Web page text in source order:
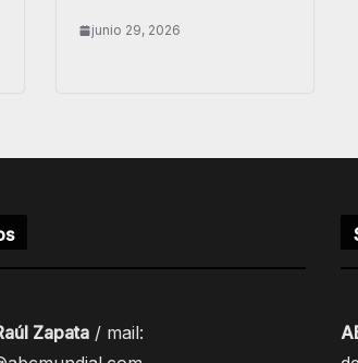
junio 29, 2026
Zapata/ mail: